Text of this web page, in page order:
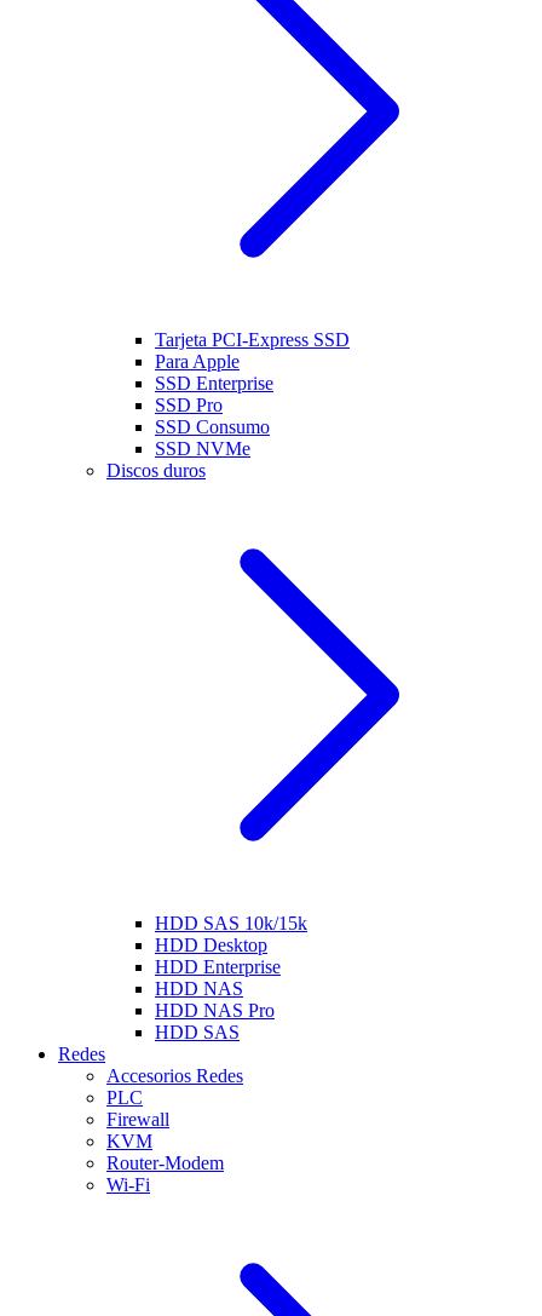
Tarjeta PCI-Express SSD
Para Apple
SSD Enterprise
SSD Pro
SSD Consumo
SSD NVMe
Discos duros
HDD SAS 10k/15k
HDD Desktop
HDD Enterprise
HDD NAS
HDD NAS Pro
HDD SAS
Redes
Accesorios Redes
PLC
Firewall
KVM
Router-Modem
Wi-Fi